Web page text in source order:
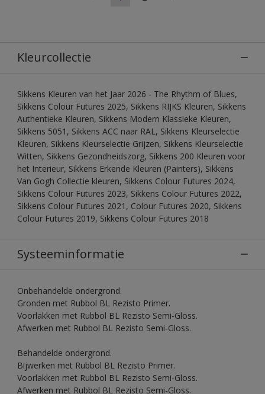
Kleurcollectie
Sikkens Kleuren van het Jaar 2026 - The Rhythm of Blues,
Sikkens Colour Futures 2025, Sikkens RIJKS Kleuren, Sikkens
Authentieke Kleuren, Sikkens Modern Klassieke Kleuren,
Sikkens 5051, Sikkens ACC naar RAL, Sikkens Kleurselectie
Kleuren, Sikkens Kleurselectie Grijzen, Sikkens Kleurselectie
Witten, Sikkens Gezondheidszorg, Sikkens 200 Kleuren voor
het Interieur, Sikkens Erkende Kleuren (Painters), Sikkens
Van Gogh Collectie kleuren, Sikkens Colour Futures 2024,
Sikkens Colour Futures 2023, Sikkens Colour Futures 2022,
Sikkens Colour Futures 2021, Colour Futures 2020, Sikkens
Colour Futures 2019, Sikkens Colour Futures 2018
Systeeminformatie
Onbehandelde ondergrond.
Gronden met Rubbol BL Rezisto Primer.
Voorlakken met Rubbol BL Rezisto Semi-Gloss.
Afwerken met Rubbol BL Rezisto Semi-Gloss.
Behandelde ondergrond.
Bijwerken met Rubbol BL Rezisto Primer.
Voorlakken met Rubbol BL Rezisto Semi-Gloss.
Afwerken met Rubbol BL Rezisto Semi-Gloss.